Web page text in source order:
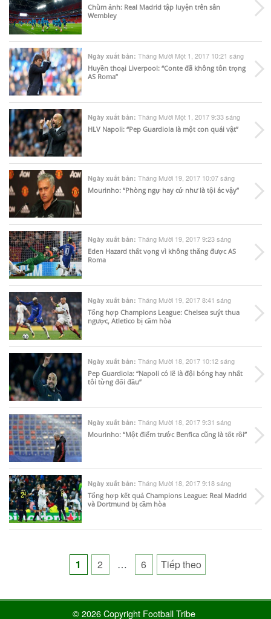
Chùm ảnh: Real Madrid tập luyện trên sân
Wembley
Ngày xuất bản: Tháng Mười Một 1, 2017 10:21 sáng
Huyền thoại Liverpool: “Conte đã không tôn trọng
AS Roma”
Ngày xuất bản: Tháng Mười Một 1, 2017 9:33 sáng
HLV Napoli: “Pep Guardiola là một con quái vật”
Ngày xuất bản: Tháng Mười 19, 2017 10:07 sáng
Mourinho: “Phòng ngự hay cứ như là tội ác vậy”
Ngày xuất bản: Tháng Mười 19, 2017 9:23 sáng
Eden Hazard thất vọng vì không thắng được AS
Roma
Ngày xuất bản: Tháng Mười 19, 2017 8:41 sáng
Tổng hợp Champions League: Chelsea suýt thua
ngược, Atletico bị cầm hòa
Ngày xuất bản: Tháng Mười 18, 2017 10:12 sáng
Pep Guardiola: “Napoli có lẽ là đội bóng hay nhất
tôi từng đối đầu”
Ngày xuất bản: Tháng Mười 18, 2017 9:31 sáng
Mourinho: “Một điểm trước Benfica cũng là tốt rồi”
Ngày xuất bản: Tháng Mười 18, 2017 9:18 sáng
Tổng hợp kết quả Champions League: Real Madrid
và Dortmund bị cầm hòa
Posts
pagination
1 2 … 6 Tiếp theo
© 2026 Copyright Football Tribe